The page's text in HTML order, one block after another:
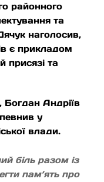
районного
та
наголосив,
є прикладом
присязі та
Андріїв
у
влади.
біль разом із
пам’ять про